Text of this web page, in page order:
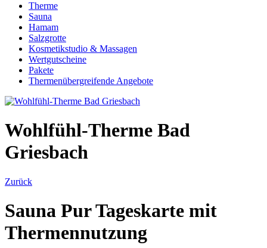
Therme
Sauna
Hamam
Salzgrotte
Kosmetikstudio & Massagen
Wertgutscheine
Pakete
Thermenübergreifende Angebote
Wohlfühl-Therme Bad
Griesbach
Zurück
Sauna Pur Tageskarte mit
Thermennutzung